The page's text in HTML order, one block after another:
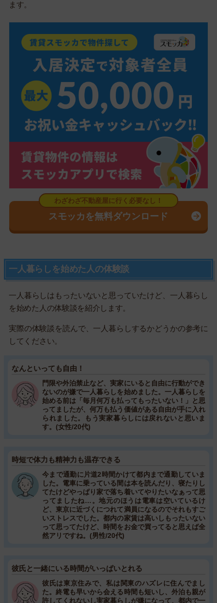
ます。
スモッカを無料ダウンロード
一人暮らしを始めた人の体験談
一人暮らしはもったいないと思っていたけど、一人暮らし
を始めた人の体験談を紹介します。
実際の体験談を読んで、一人暮らしするかどうかの参考に
してください。
なんといっても自由！
門限や外泊禁止など、実家にいると自由に行動ができ
ないのが嫌で一人暮らしを始めました。一人暮らしを
始める前は「毎月何万も払ってもったいない！」と思
ってましたが、何万も払う価値がある自由が手に入れ
られました。もう実家暮らしには戻れないと思いま
す。(女性/20代)
時短で体力も精神力も温存できる
今まで通勤に片道2時間かけて都内まで通勤していま
した。電車に乗っている間は本を読んだり、寝たりし
てたけどやっぱり家で落ち着いてやりたいなぁって思
ってましたね…。地元のほうは電車は空いているけ
ど、東京に近づくにつれて満員になるのでそれもすご
いストレスでした。都内の家賃は高いしもったいない
って思ってたけど、時間をお金で買ってると思えば全
然アリですね。(男性/20代)
彼氏と一緒にいる時間がいっぱいとれる
彼氏は東京住みで、私は関東のハズレに住んでまし
た。終電も早いから会える時間も短いし、外泊も親が
許してくれないし実家暮らしが嫌になって、都内で一